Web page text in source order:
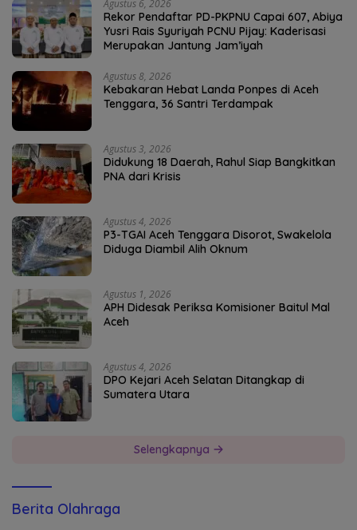
Agustus 6, 2026
Rekor Pendaftar PD-PKPNU Capai 607, Abiya
Yusri Rais Syuriyah PCNU Pijay: Kaderisasi
Merupakan Jantung Jam’iyah
Agustus 8, 2026
Kebakaran Hebat Landa Ponpes di Aceh
Tenggara, 36 Santri Terdampak
Agustus 3, 2026
Didukung 18 Daerah, Rahul Siap Bangkitkan
PNA dari Krisis
Agustus 4, 2026
P3-TGAI Aceh Tenggara Disorot, Swakelola
Diduga Diambil Alih Oknum
Agustus 1, 2026
APH Didesak Periksa Komisioner Baitul Mal
Aceh
Agustus 4, 2026
DPO Kejari Aceh Selatan Ditangkap di
Sumatera Utara
Selengkapnya
Berita Olahraga